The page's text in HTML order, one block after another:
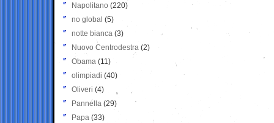
Napolitano (220)
no global (5)
notte bianca (3)
Nuovo Centrodestra (2)
Obama (11)
olimpiadi (40)
Oliveri (4)
Pannella (29)
Papa (33)